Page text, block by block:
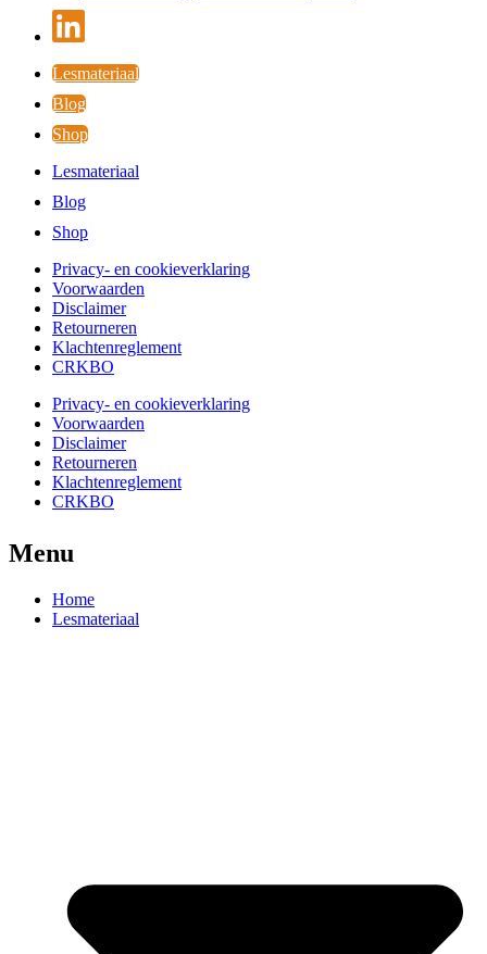
Lesmateriaal
Blog
Shop
Lesmateriaal
Blog
Shop
Privacy- en cookieverklaring
Voorwaarden
Disclaimer
Retourneren
Klachtenreglement
CRKBO
Privacy- en cookieverklaring
Voorwaarden
Disclaimer
Retourneren
Klachtenreglement
CRKBO
Menu
Home
Lesmateriaal